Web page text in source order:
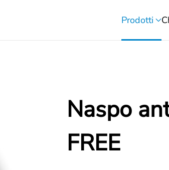
Prodotti
Naspo
FREE